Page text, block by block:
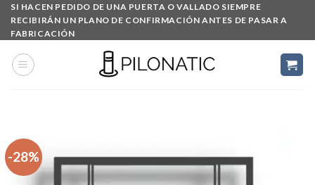
Skip
content
SI HACEN PEDIDO DE UNA PUERTA O VALLADO SIEMPRE
RECIBIRÁN UN PLANO DE CONFIRMACIÓN ANTES DE PASAR A
FABRICACIÓN
-28%